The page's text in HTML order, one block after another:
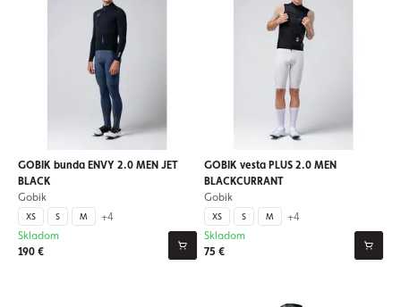
GOBIK bunda ENVY 2.0 MEN JET
BLACK
Gobik
XS S M +4
190 €
Skladom
GOBIK vesta PLUS 2.0 MEN
BLACKCURRANT
Gobik
XS S M +4
75 €
Skladom